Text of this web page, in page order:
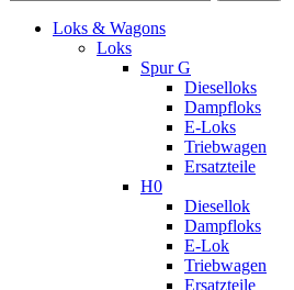
Loks & Wagons
Loks
Spur G
Dieselloks
Dampfloks
E-Loks
Triebwagen
Ersatzteile
H0
Diesellok
Dampfloks
E-Lok
Triebwagen
Ersatzteile